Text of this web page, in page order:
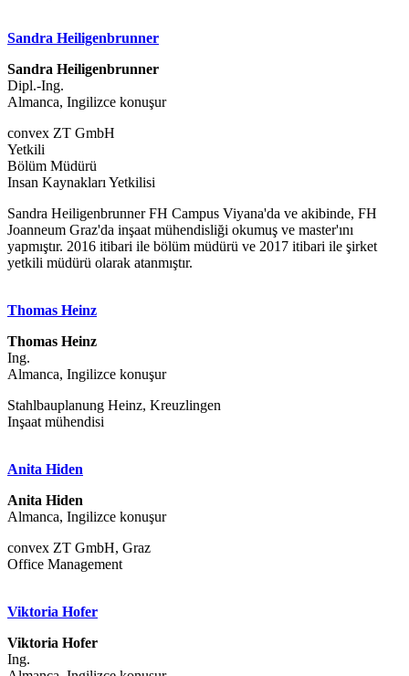
Sandra Heiligenbrunner
Sandra Heiligenbrunner
Dipl.-Ing.
Almanca, Ingilizce konuşur
convex ZT GmbH
Yetkili
Bölüm Müdürü
Insan Kaynakları Yetkilisi
Sandra Heiligenbrunner FH Campus Viyana'da ve akibinde, FH
Joanneum Graz'da inşaat mühendisliği okumuş ve master'ını
yapmıştır. 2016 itibari ile bölüm müdürü ve 2017 itibari ile şirket
yetkili müdürü olarak atanmıştır.
Thomas Heinz
Thomas Heinz
Ing.
Almanca, Ingilizce konuşur
Stahlbauplanung Heinz, Kreuzlingen
Inşaat mühendisi
Anita Hiden
Anita Hiden
Almanca, Ingilizce konuşur
convex ZT GmbH, Graz
Office Management
Viktoria Hofer
Viktoria Hofer
Ing.